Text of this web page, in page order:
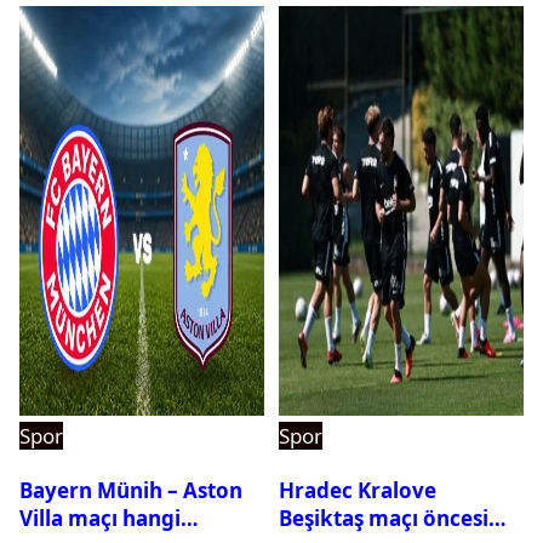
Spor
Bayern Münih – Aston
Villa maçı hangi
Spor
Hradec Kralove
Beşiktaş maçı öncesi